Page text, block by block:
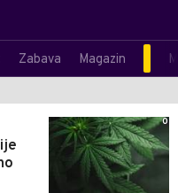
Zabava Magazin
0